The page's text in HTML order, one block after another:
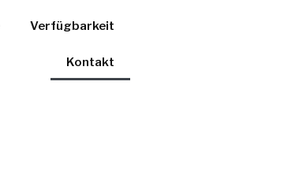
Verfügbarkeit
Kontakt